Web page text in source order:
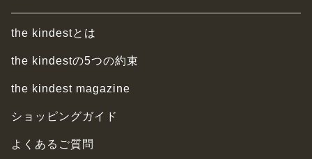
the kindestとは
the kindestの5つの約束
the kindest magazine
ショッピングガイド
よくあるご質問